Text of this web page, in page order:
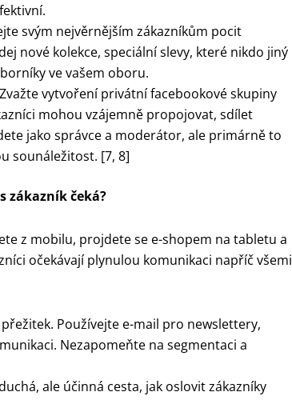
svým nejvěrnějším zákazníkům pocit
nové kolekce, speciální slevy, které nikdo jiný
ve vašem oboru.
Zvažte vytvoření privátní facebookové skupiny
mohou vzájemně propojovat, sdílet
jako správce a moderátor, ale primárně to
sounáležitost. [7, 8]
zákazník čeká?
z mobilu, projdete se e-shopem na tabletu a
očekávají plynulou komunikaci napříč všemi
Používejte e-mail pro newslettery,
Nezapomeňte na segmentaci a
ale účinná cesta, jak oslovit zákazníky